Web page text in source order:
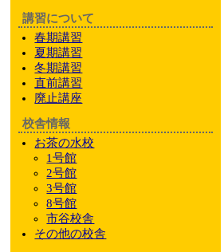
講習について
春期講習
夏期講習
冬期講習
直前講習
廃止講座
校舎情報
お茶の水校
1号館
2号館
3号館
8号館
市谷校舎
その他の校舎